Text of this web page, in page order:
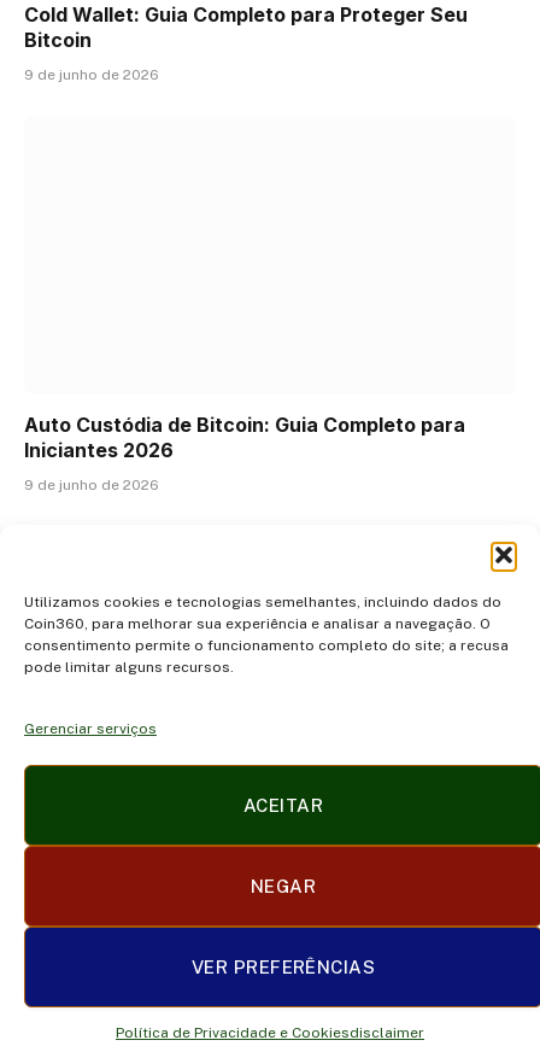
Utilizamos cookies e tecnologias semelhantes, incluindo dados do
Coin360, para melhorar sua experiência e analisar a navegação. O
consentimento permite o funcionamento completo do site; a recusa
pode limitar alguns recursos.
Gerenciar serviços
ACEITAR
NEGAR
VER PREFERÊNCIAS
Política de Privacidade e Cookiesdisclaimer
Cold Wallet: Guia Completo para Proteger Seu
Bitcoin
9 de junho de 2026
Auto Custódia de Bitcoin: Guia Completo para
Iniciantes 2026
9 de junho de 2026
(Twitter)
CONTATO TERMOS DE USO
TRABALHE CONOSCO